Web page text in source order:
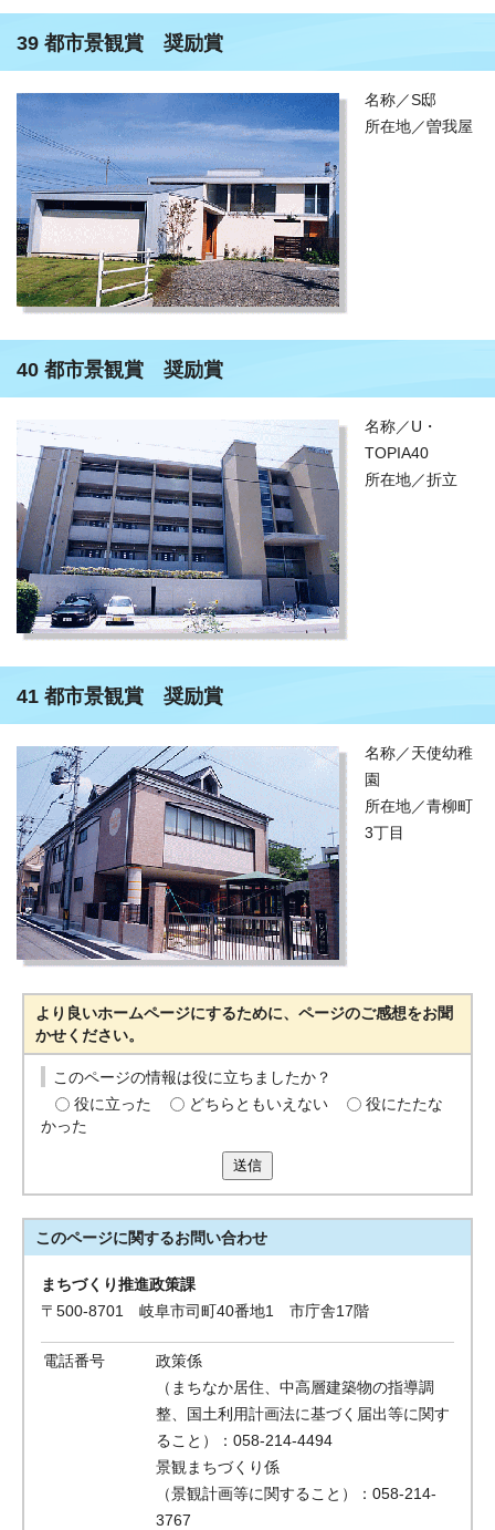
39 都市景観賞 奨励賞
名称／S邸
所在地／曽我屋
40 都市景観賞 奨励賞
名称／U・
TOPIA40
所在地／折立
41 都市景観賞 奨励賞
名称／天使幼稚
園
所在地／青柳町
3丁目
より良いホームページにするために、ページのご感想をお聞
かせください。
このページの情報は役に立ちましたか？
役に立った
どちらともいえない
役にたたな
かった
送信
このページに関するお問い合わせ
まちづくり推進政策課
〒500-8701 岐阜市司町40番地1 市庁舎17階
電話番号
政策係
（まちなか居住、中高層建築物の指導調
整、国土利用計画法に基づく届出等に関す
ること）：058-214-4494
景観まちづくり係
（景観計画等に関すること）：058-214-
3767